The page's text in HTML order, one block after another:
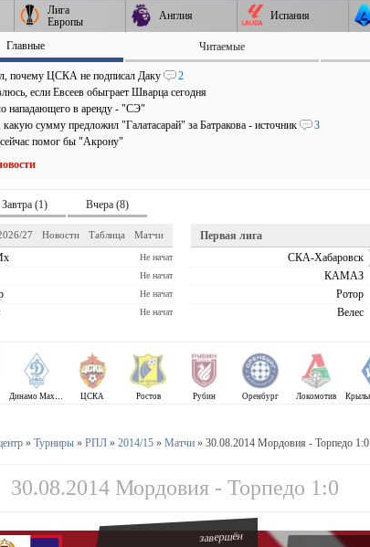
Лига
Европы
Англия Испания
Главные Читаемые
почему ЦСКА не подписал Даку
2
если Евсеев обыграет Шварца сегодня
нападающего в аренду - "СЭ"
какую сумму предложил "Галатасарай" за Батракова - источник
3
помог бы "Акрону"
Завтра (1) Вчера (8)
Матчи
Таблица
Новости
27
Не начат
Не начат
Не начат
Не начат
Первая лига
СКА-Хабаровск
КАМАЗ
Ротор
Велес
Динамо Махачкала ЦСКА Ростов Рубин Оренбург Локомотив
» Турниры» РПЛ» 2014/15» Матчи» 30.08.2014 Мордовия - Торпедо 1:0
30.08.2014 Мордовия - Торпедо 1:0
завершён